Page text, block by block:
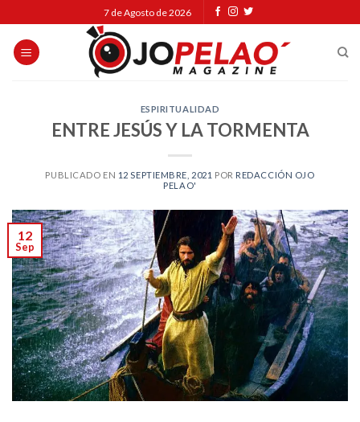
to
content
7 de Agosto de 2026
ESPIRITUALIDAD
ENTRE JESÚS Y LA TORMENTA
PUBLICADO EN 12 SEPTIEMBRE, 2021 POR REDACCIÓN OJO
PELAO'
12
Sep